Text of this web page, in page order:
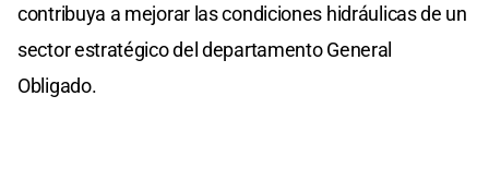
contribuya a mejorar las condiciones hidráulicas de un
sector estratégico del departamento General
Obligado.